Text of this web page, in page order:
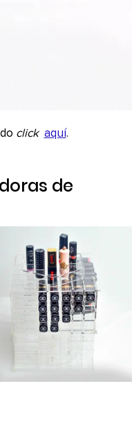
click aquí.
de